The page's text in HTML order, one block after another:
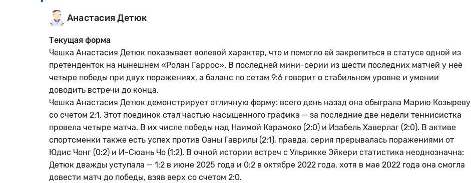
Анастасия Детюк
Текущая форма
Чешка Анастасия Детюк показывает волевой характер, что и помогло ей закрепиться в статусе одной из
претенденток на нынешнем «Ролан Гаррос». В последней мини-серии из шести последних матчей у неё
четыре победы при двух поражениях, а баланс по сетам 9:6 говорит о стабильном уровне и умении
доводить встречи до конца.
Чешка Анастасия Детюк демонстрирует отличную форму: всего день назад она обыграла Марию Козыреву
со счетом 2:1. Этот поединок стал частью насыщенного графика — за последние две недели теннисистка
провела четыре матча. В их числе победы над Наимой Карамоко (2:0) и Изабель Хаверлаг (2:0). В активе
спортсменки также есть успех против Оаны Гаврилы (2:1), правда, серия прерывалась поражениями от
Юдис Чонг (0:2) и И-Сюань Чо (1:2). В очной истории встреч с Ульрикке Эйкери статистика неоднозначна:
Детюк дважды уступала — 1:2 в июне 2025 года и 0:2 в октябре 2022 года, хотя в мае 2022 года она смогла
довести матч до победы, взяв верх со счетом 2:0.